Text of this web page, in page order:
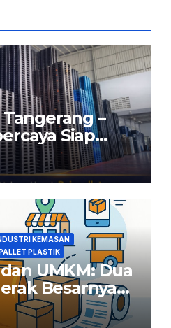
–
Siap
KEMASAN
PLASTIK
UMKM: Dua
Besarnya
di